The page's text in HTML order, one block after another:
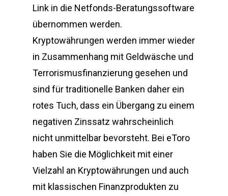
Link in die Netfonds-Beratungssoftware
übernommen werden.
Kryptowährungen werden immer wieder
in Zusammenhang mit Geldwäsche und
Terrorismusfinanzierung gesehen und
sind für traditionelle Banken daher ein
rotes Tuch, dass ein Übergang zu einem
negativen Zinssatz wahrscheinlich
nicht unmittelbar bevorsteht. Bei eToro
haben Sie die Möglichkeit mit einer
Vielzahl an Kryptowährungen und auch
mit klassischen Finanzprodukten zu